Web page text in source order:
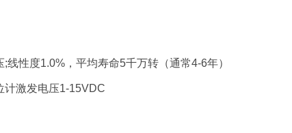
性度1.0%，平均寿命5千万转（通常4-6年）
激发电压1-15VDC